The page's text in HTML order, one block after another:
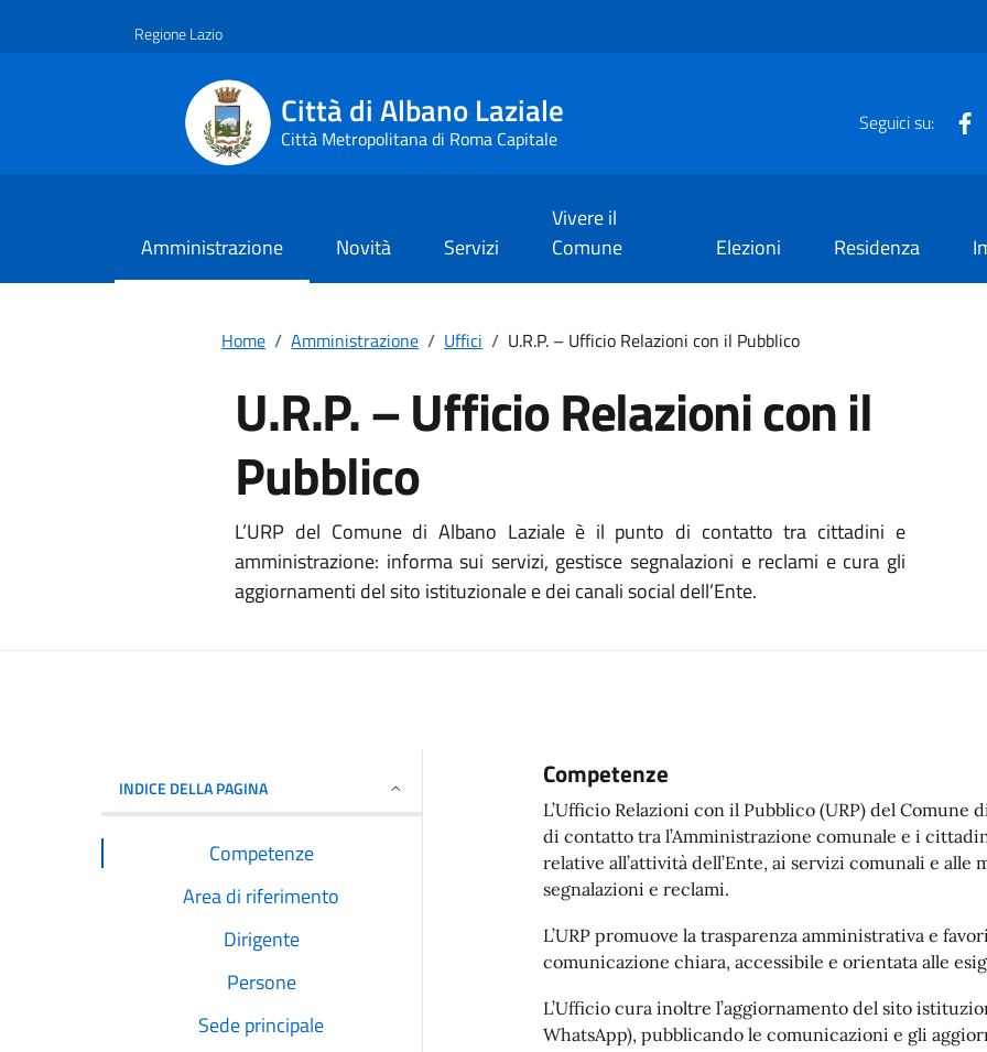
Regione Lazio
Città di Albano Laziale
Città Metropolitana di Roma Capitale
Seguici su:
Amministrazione Novità Servizi
Vivere il
Comune
Elezioni Residenza
Home / Amministrazione / Uffici / U.R.P. – Ufficio Relazioni con il Pubblico
U.R.P. – Ufficio Relazioni con il
Pubblico
L’URP del Comune di Albano Laziale è il punto di contatto tra cittadini e
amministrazione: informa sui servizi, gestisce segnalazioni e reclami e cura gli
aggiornamenti del sito istituzionale e dei canali social dell’Ente.
INDICE DELLA PAGINA
Competenze
Area di riferimento
Dirigente
Persone
Sede principale
Competenze
L’Ufficio Relazioni con il Pubblico (URP) del
di contatto tra l’Amministrazione comunale e i
relative all’attività dell’Ente, ai servizi comunali e
segnalazioni e reclami.
L’URP promuove la trasparenza amministrativa e
comunicazione chiara, accessibile e orientata alle
L’Ufficio cura inoltre l’aggiornamento del sito
WhatsApp), pubblicando le comunicazioni e gli